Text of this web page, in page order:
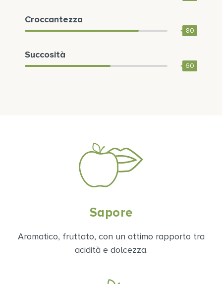
Croccantezza
80
Succosità
60
Sapore
Aromatico, fruttato, con un ottimo rapporto tra
acidità e dolcezza.